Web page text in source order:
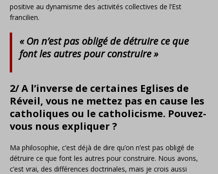
positive au dynamisme des activités collectives de l’Est
francilien.
« On n’est pas obligé de détruire ce que
font les autres pour construire »
2/ A l’inverse de certaines Eglises de
Réveil, vous ne mettez pas en cause les
catholiques ou le catholicisme. Pouvez-
vous nous expliquer ?
Ma philosophie, c’est déjà de dire qu’on n’est pas obligé de
détruire ce que font les autres pour construire. Nous avons,
c’est vrai, des différences doctrinales, mais je crois aussi